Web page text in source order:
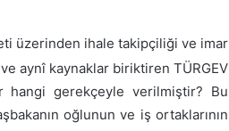
üzerinden ihale takipçiliği ve imar
aynî kaynaklar biriktiren TÜRGEV
hangi gerekçeyle verilmiştir? Bu
oğlunun ve iş ortaklarının